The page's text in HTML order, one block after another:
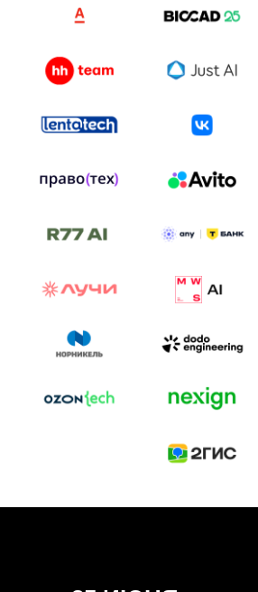
к построению бизнеса и созданию технологий под
И БИТВА АГЕНТОВ